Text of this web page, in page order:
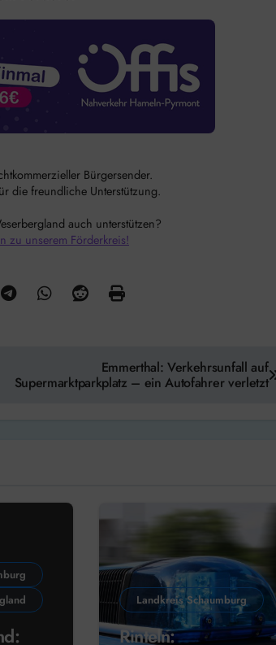
Bürgersender.
die freundliche Unterstützung.
auch unterstützen?
zu unserem Förderkreis!
Emmerthal: Verkehrsunfall auf
Supermarktparkplatz – ein Autofahrer verletzt
Landkreis Schaumburg
Rinteln: